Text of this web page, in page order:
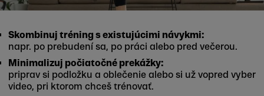
Skombinuj tréning s existujúcimi návykmi:
napr. po prebudení sa, po práci alebo pred večerou.
Minimalizuj počiatočné prekážky:
priprav si podložku a oblečenie alebo si už vopred vyber
video, pri ktorom chceš trénovať.